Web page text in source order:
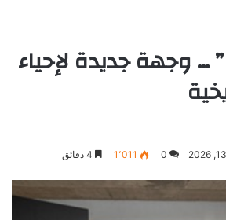
… وجهة جديدة لإحياء
0 1٬011